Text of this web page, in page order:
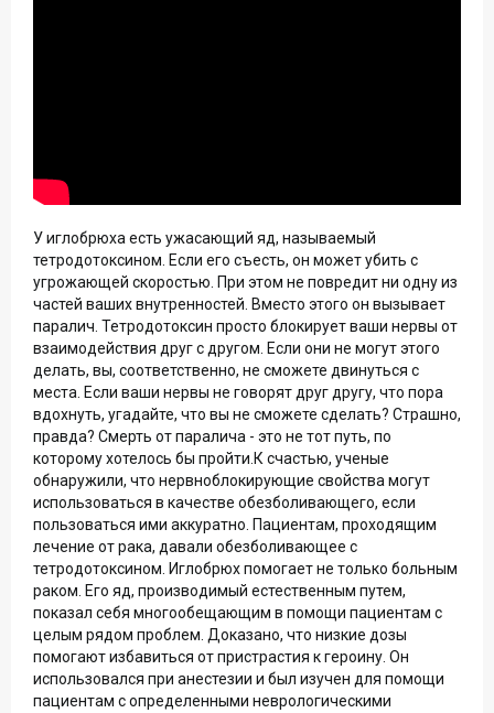
У иглобрюха есть ужасающий яд, называемый
тетродотоксином. Если его съесть, он может убить с
угрожающей скоростью. При этом не повредит ни одну из
частей ваших внутренностей. Вместо этого он вызывает
паралич. Тетродотоксин просто блокирует ваши нервы от
взаимодействия друг с другом. Если они не могут этого
делать, вы, соответственно, не сможете двинуться с
места. Если ваши нервы не говорят друг другу, что пора
вдохнуть, угадайте, что вы не сможете сделать? Страшно,
правда? Смерть от паралича - это не тот путь, по
которому хотелось бы пройти.К счастью, ученые
обнаружили, что нервноблокирующие свойства могут
использоваться в качестве обезболивающего, если
пользоваться ими аккуратно. Пациентам, проходящим
лечение от рака, давали обезболивающее с
тетродотоксином. Иглобрюх помогает не только больным
раком. Его яд, производимый естественным путем,
показал себя многообещающим в помощи пациентам с
целым рядом проблем. Доказано, что низкие дозы
помогают избавиться от пристрастия к героину. Он
использовался при анестезии и был изучен для помощи
пациентам с определенными неврологическими